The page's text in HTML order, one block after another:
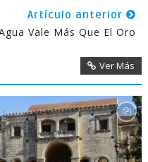
Artículo anterior
Vale Más Que El Oro
Ver Más